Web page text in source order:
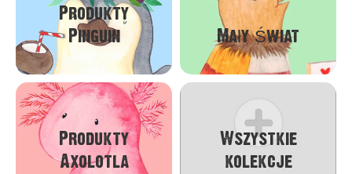
Produkty
Pinguin
Mały Świat
Produkty
Axolotla
Wszystkie
kolekcje